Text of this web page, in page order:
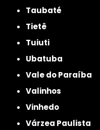
Taubaté
Tietê
Tuiuti
Ubatuba
Vale do Paraíba
Valinhos
Vinhedo
Várzea Paulista